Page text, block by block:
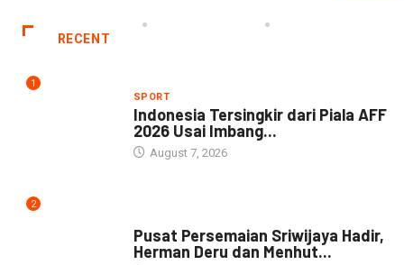
RECENT
1
SPORT
Indonesia Tersingkir dari Piala AFF
2026 Usai Imbang...
August 7, 2026
2
Pusat Persemaian Sriwijaya Hadir,
Herman Deru dan Menhut...